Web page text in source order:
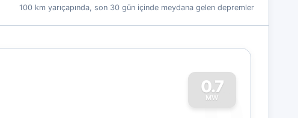
100 km yarıçapında, son 30 gün içinde meydana gelen depremler
0.7
MW